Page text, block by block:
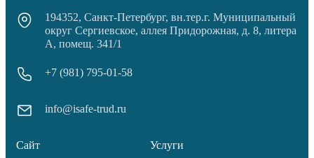
194352, Санкт-Петербург, вн.тер.г. Муниципальный
округ Сергиевское, аллея Придорожная, д. 8, литера
А, помещ. 341/1
+7 (981) 795-01-58
info@isafe-trud.ru
Сайт Услуги